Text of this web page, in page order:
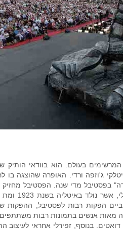
בעולם. הוא בוודאי
המלחין האיטלקי ג'וזפה ורדי. האופרה
בפסטיבל מדי שנה. הפסטיבל
במאי האופרה והקולנוע של המאה ה-20, ביים הפקות רבות
מאות אנשים בתמונות רבות
בנוסף, זפירלי אחראי לעיצוב